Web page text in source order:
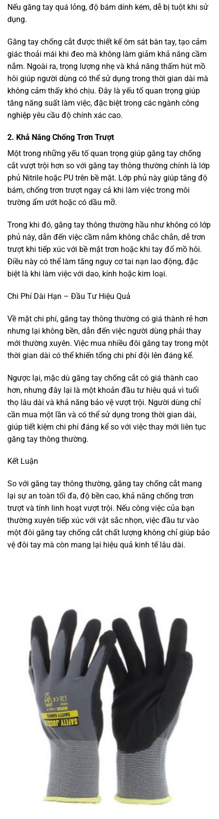
Nếu găng tay quá lỏng, độ bám dính kém, dễ bị tuột khi sử
dụng.
Găng tay chống cắt được thiết kế ôm sát bàn tay, tạo cảm
giác thoải mái khi đeo mà không làm giảm khả năng cầm
nắm. Ngoài ra, trọng lượng nhẹ và khả năng thấm hút mồ
hôi giúp người dùng có thể sử dụng trong thời gian dài mà
không cảm thấy khó chịu. Đây là yếu tố quan trọng giúp
tăng năng suất làm việc, đặc biệt trong các ngành công
nghiệp yêu cầu độ chính xác cao.
2. Khả Năng Chống Trơn Trượt
Một trong những yếu tố quan trọng giúp găng tay chống
cắt vượt trội hơn so với găng tay thông thường chính là lớp
phủ Nitrile hoặc PU trên bề mặt. Lớp phủ này giúp tăng độ
bám, chống trơn trượt ngay cả khi làm việc trong môi
trường ẩm ướt hoặc có dầu mỡ.
Trong khi đó, găng tay thông thường hầu như không có lớp
phủ này, dẫn đến việc cầm nắm không chắc chắn, dễ trơn
trượt khi tiếp xúc với bề mặt trơn hoặc khi tay đổ mồ hôi.
Điều này có thể làm tăng nguy cơ tai nạn lao động, đặc
biệt là khi làm việc với dao, kính hoặc kim loại.
Chi Phí Dài Hạn – Đầu Tư Hiệu Quả
Về mặt chi phí, găng tay thông thường có giá thành rẻ hơn
nhưng lại không bền, dẫn đến việc người dùng phải thay
mới thường xuyên. Việc mua nhiều đôi găng tay trong một
thời gian dài có thể khiến tổng chi phí đội lên đáng kể.
Ngược lại, mặc dù găng tay chống cắt có giá thành cao
hơn, nhưng đây lại là một khoản đầu tư hiệu quả vì tuổi
thọ lâu dài và khả năng bảo vệ vượt trội. Người dùng chỉ
cần mua một lần và có thể sử dụng trong thời gian dài,
giúp tiết kiệm chi phí đáng kể so với việc thay mới liên tục
găng tay thông thường.
Kết Luận
So với găng tay thông thường, găng tay chống cắt mang
lại sự an toàn tối đa, độ bền cao, khả năng chống trơn
trượt và tính linh hoạt vượt trội. Nếu công việc của bạn
thường xuyên tiếp xúc với vật sắc nhọn, việc đầu tư vào
một đôi găng tay chống cắt chất lượng không chỉ giúp bảo
vệ đôi tay mà còn mang lại hiệu quả kinh tế lâu dài.